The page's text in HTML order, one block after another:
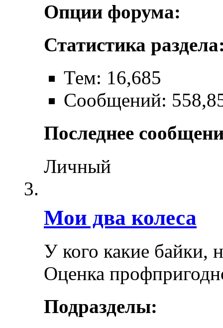
Опции форума:
Статистика
Тем: 16,685
Сообщений:
Последнее
Личный
Мои два колеса
У кого какие байки,
Оценка
Подразделы: